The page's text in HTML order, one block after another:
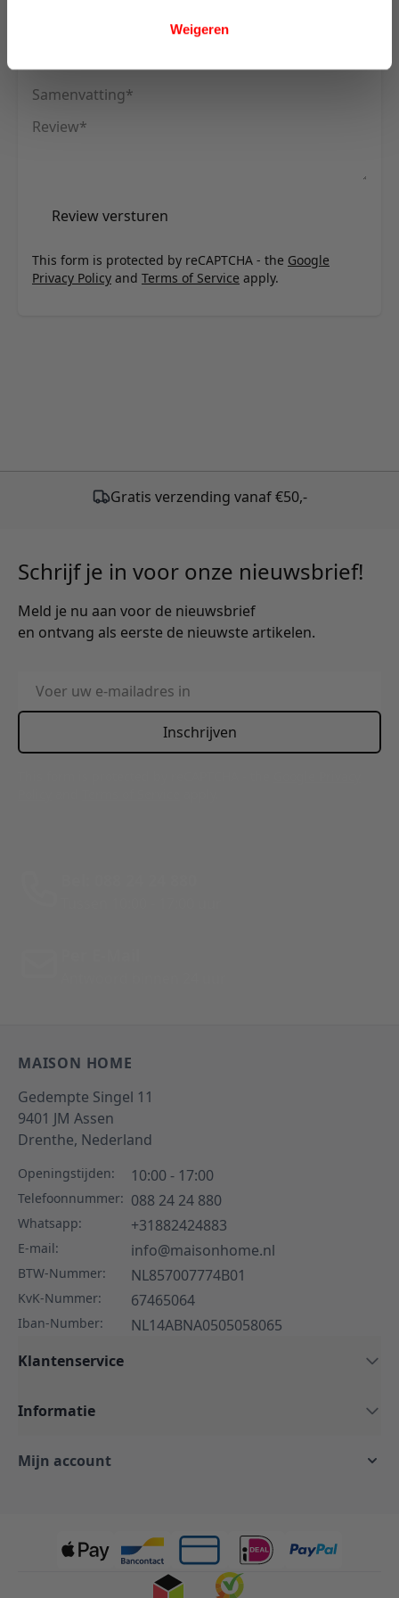
Weigeren
Sofa Bed With Arms - stof 358
Samenvatting
Review
Review versturen
This form is protected by reCAPTCHA - the Google
Privacy Policy and Terms of Service apply.
Schrijf je in voor onze nieuwsbrief!
Meld je nu aan voor de nieuwsbrief
en ontvang als eerste de nieuwste artikelen.
E-mailadres
Inschrijven
MAISON HOME
Gedempte Singel 11
9401 JM Assen
Drenthe, Nederland
Openingstijden: 10:00 - 17:00
Telefoonnummer: 088 24 24 880
Whatsapp: +31882424883
E-mail: info@maisonhome.nl
BTW-Nummer: NL857007774B01
KvK-Nummer: 67465064
Iban-Number:
NL14ABNA0505058065
Klantenservice
Informatie
Mijn account